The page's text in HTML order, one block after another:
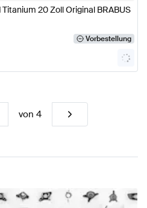
20 Zoll Original BRABUS
Vorbestellung
von 4